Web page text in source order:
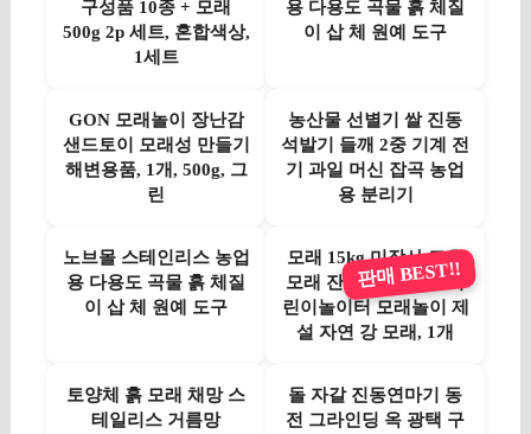
구성품 10종 + 모래
500g 2p 세트, 혼합색상,
1세트
용 다용도 곡물 흙 체질
이 삽 체 원예 도구
GON 모래놀이 장난감
샌드토이 모래성 만들기
해변용품, 1개, 500g, 그
린
농산물 선별기 쌀 진동
석발기 들깨 2중 기계 전
기 과일 머신 잡곡 농업
용 분리기
노브몰 스테인리스 농업
용 다용도 곡물 흙 체질
이 삽 체 원예 도구
모래 15kg 미장사 고운
모래 잔디 뗏밥 배토 어
린이놀이터 모래놀이 제
설 자연 강 모래, 1개
판매 BEST!!
토양체 흙 모래 채망 스
테일리스 거름망
돌 자갈 진동연마기 동
전 그라인딩 옥 광택 구